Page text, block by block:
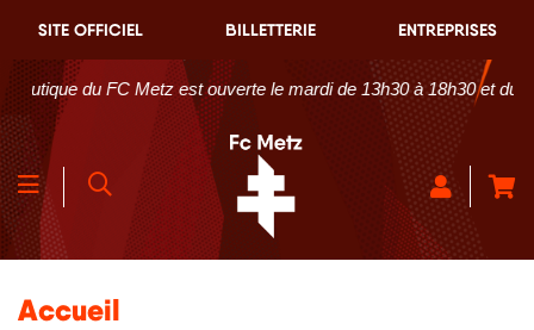
SITE OFFICIEL BILLETTERIE ENTREPRISES
du FC Metz est ouverte le mardi de 13h30 à 18h30 et du mercredi
Accueil